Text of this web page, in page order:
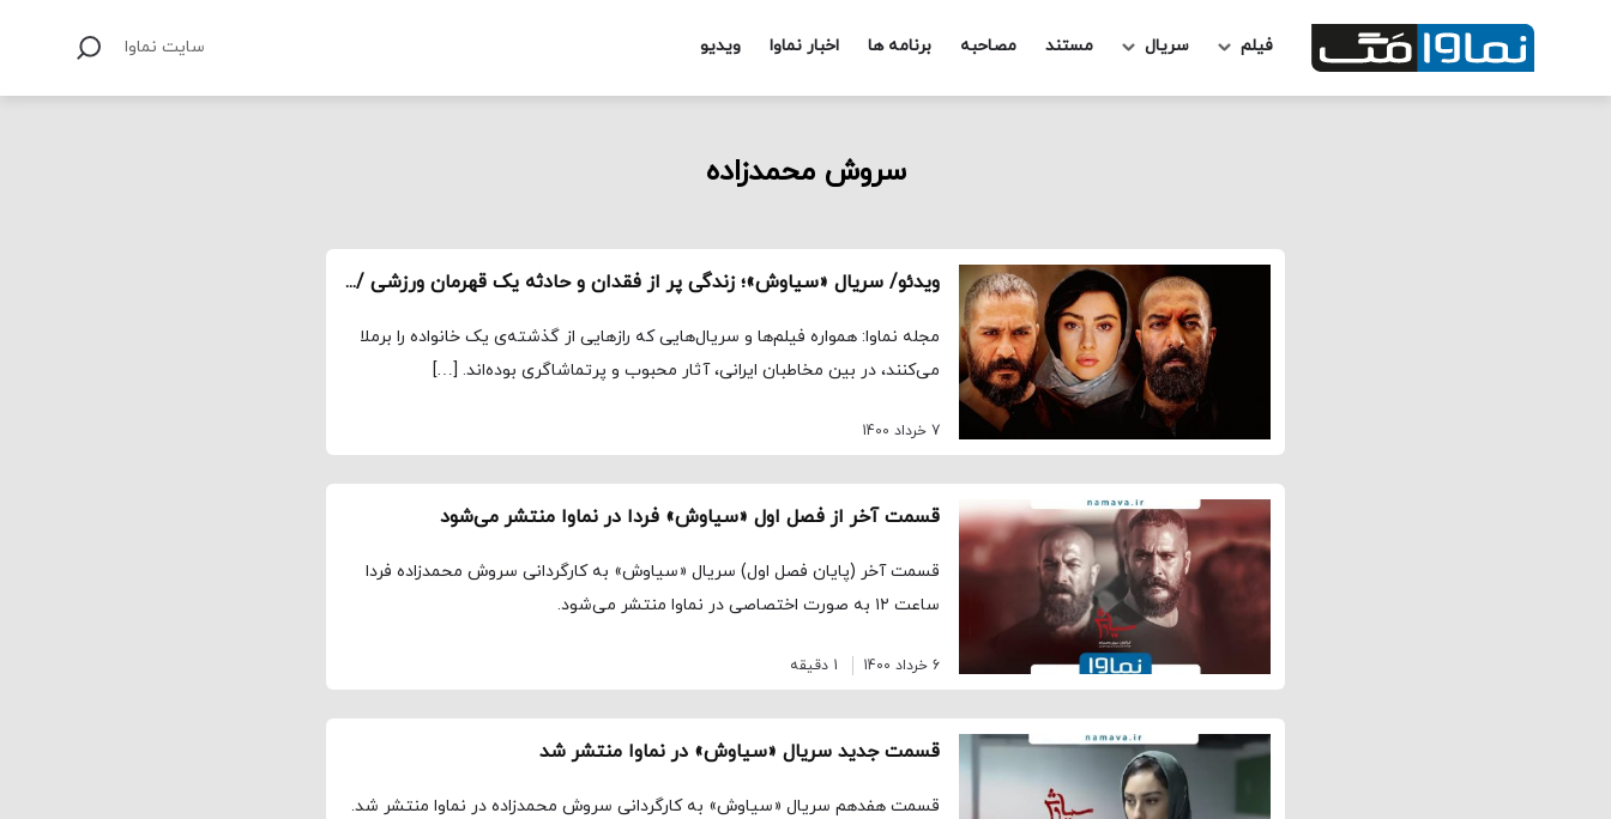
فیلم سریال مستند مصاحبه برنامه ها اخبار نماوا ویدیو سایت نماوا
سروش محمدزاده
ویدئو/ سریال «سیاوش»؛ زندگی پر از فقدان و حادثه‌ یک قهرمان ورزشی / کینه‌ها و رازها
مجله نماوا: همواره فیلم‌ها و سریال‌هایی که رازهایی از گذشته‌ی یک خانواده را برملا
می‌کنند، در بین مخاطبان ایرانی، آثار محبوب و پرتماشاگری بوده‌اند. […]
7 خرداد 1400
قسمت آخر از فصل اول «سیاوش» فردا در نماوا منتشر می‌شود
قسمت آخر (پایان فصل اول) سریال «سیاوش» به کارگردانی سروش محمدزاده فردا
ساعت ۱۲ به صورت اختصاصی در نماوا منتشر می‌شود.
6 خرداد 1400 1 دقیقه
قسمت جدید سریال «سیاوش» در نماوا منتشر شد
قسمت هفدهم سریال «سیاوش» به کارگردانی سروش محمدزاده در نماوا منتشر شد.